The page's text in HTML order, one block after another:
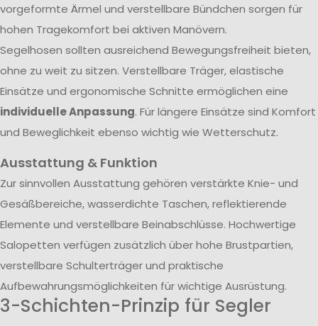
vorgeformte Ärmel und verstellbare Bündchen sorgen für
hohen Tragekomfort bei aktiven Manövern.
Segelhosen sollten ausreichend Bewegungsfreiheit bieten,
ohne zu weit zu sitzen. Verstellbare Träger, elastische
Einsätze und ergonomische Schnitte ermöglichen eine
individuelle Anpassung. Für längere Einsätze sind Komfort
und Beweglichkeit ebenso wichtig wie Wetterschutz.
Ausstattung & Funktion
Zur sinnvollen Ausstattung gehören verstärkte Knie- und
Gesäßbereiche, wasserdichte Taschen, reflektierende
Elemente und verstellbare Beinabschlüsse. Hochwertige
Salopetten verfügen zusätzlich über hohe Brustpartien,
verstellbare Schulterträger und praktische
Aufbewahrungsmöglichkeiten für wichtige Ausrüstung.
3-Schichten-Prinzip für Segler